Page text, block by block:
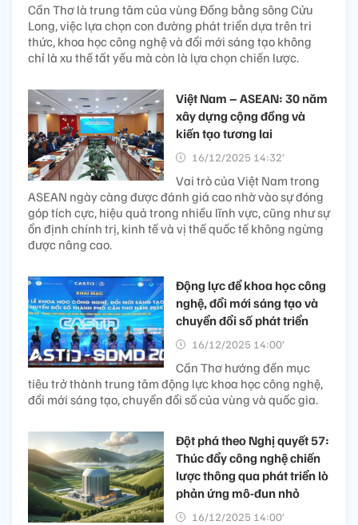
Cần Thơ là trung tâm của vùng Đồng bằng sông Cửu
Long, việc lựa chọn con đường phát triển dựa trên tri
thức, khoa học công nghệ và đổi mới sáng tạo không
chỉ là xu thế tất yếu mà còn là lựa chọn chiến lược.
Việt Nam – ASEAN: 30 năm
xây dựng cộng đồng và
kiến tạo tương lai
16/12/2025 14:32’
Vai trò của Việt Nam trong
ASEAN ngày càng được đánh giá cao nhờ vào sự đóng
góp tích cực, hiệu quả trong nhiều lĩnh vực, cũng như sự
ổn định chính trị, kinh tế và vị thế quốc tế không ngừng
được nâng cao.
Động lực để khoa học công
nghệ, đổi mới sáng tạo và
chuyển đổi số phát triển
16/12/2025 14:00’
Cần Thơ hướng đến mục
tiêu trở thành trung tâm động lực khoa học công nghệ,
đổi mới sáng tạo, chuyển đổi số của vùng và quốc gia.
Đột phá theo Nghị quyết 57:
Thúc đẩy công nghệ chiến
lược thông qua phát triển lò
phản ứng mô-đun nhỏ
16/12/2025 14:00’